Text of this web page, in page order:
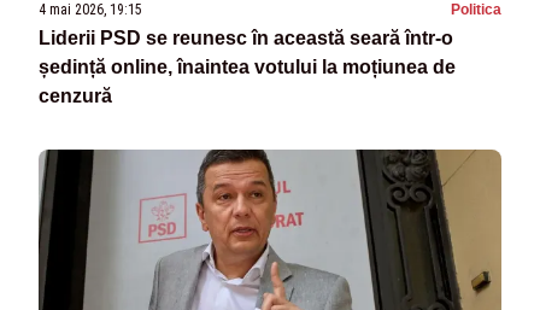
4 mai 2026, 19:15 Politica
Liderii PSD se reunesc în această seară într-o
ședință online, înaintea votului la moțiunea de
cenzură